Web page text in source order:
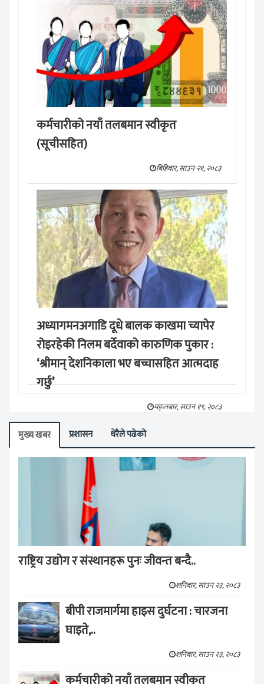
कर्मचारीको नयाँ तलबमान स्वीकृत
(सूचीसहित)
बिहिबार, साउन २१, २०८३
अध्यागमनअगाडि दूधे बालक काखमा च्यापेर
रोइरहेकी निलम बर्देवाको कारुणिक पुकार :
‘श्रीमान् देशनिकाला भए बच्चासहित आत्मदाह
गर्छु’
मङ्लबार, साउन १९, २०८३
मुख्य खबर प्रशासन धेरैले पढेको
राष्ट्रिय उद्योग र संस्थानहरू पुनः जीवन्त बन्दै..
शनिबार, साउन २३, २०८३
बीपी राजमार्गमा हाइस दुर्घटना : चारजना
घाइते,..
शनिबार, साउन २३, २०८३